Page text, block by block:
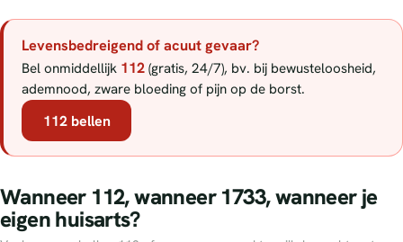
Levensbedreigend of acuut gevaar?
Bel onmiddellijk 112 (gratis, 24/7), bv. bij bewusteloosheid,
ademnood, zware bloeding of pijn op de borst.
112 bellen
Wanneer 112, wanneer 1733, wanneer je
eigen huisarts?